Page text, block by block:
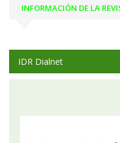
INFORMACIÓN DE LA
IDR Dialnet